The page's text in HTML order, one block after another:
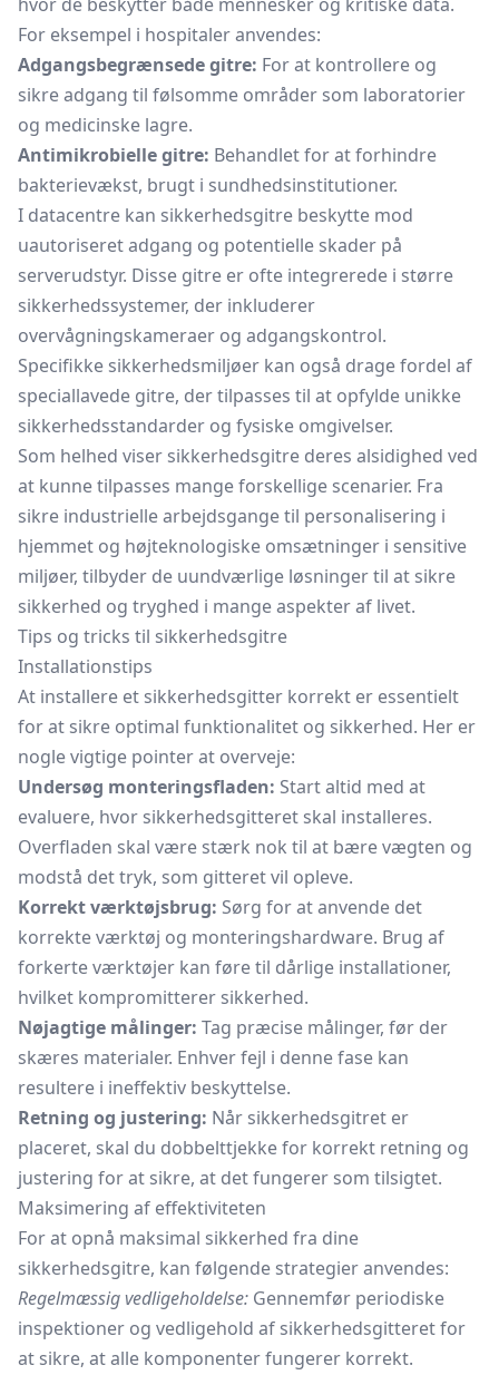
For eksempel i hospitaler anvendes:
Adgangsbegrænsede gitre: For at kontrollere og
sikre adgang til følsomme områder som laboratorier
og medicinske lagre.
Antimikrobielle gitre: Behandlet for at forhindre
bakterievækst, brugt i sundhedsinstitutioner.
I datacentre kan sikkerhedsgitre beskytte mod
uautoriseret adgang og potentielle skader på
serverudstyr. Disse gitre er ofte integrerede i større
sikkerhedssystemer, der inkluderer
overvågningskameraer og adgangskontrol.
Specifikke sikkerhedsmiljøer kan også drage fordel af
speciallavede gitre, der tilpasses til at opfylde unikke
sikkerhedsstandarder og fysiske omgivelser.
Som helhed viser sikkerhedsgitre deres alsidighed ved
at kunne tilpasses mange forskellige scenarier. Fra
sikre industrielle arbejdsgange til personalisering i
hjemmet og højteknologiske omsætninger i sensitive
miljøer, tilbyder de uundværlige løsninger til at sikre
sikkerhed og tryghed i mange aspekter af livet.
Tips og tricks til sikkerhedsgitre
Installationstips
At installere et sikkerhedsgitter korrekt er essentielt
for at sikre optimal funktionalitet og sikkerhed. Her er
nogle vigtige pointer at overveje:
Undersøg monteringsfladen: Start altid med at
evaluere, hvor sikkerhedsgitteret skal installeres.
Overfladen skal være stærk nok til at bære vægten og
modstå det tryk, som gitteret vil opleve.
Korrekt værktøjsbrug: Sørg for at anvende det
korrekte værktøj og monteringshardware. Brug af
forkerte værktøjer kan føre til dårlige installationer,
hvilket kompromitterer sikkerhed.
Nøjagtige målinger: Tag præcise målinger, før der
skæres materialer. Enhver fejl i denne fase kan
resultere i ineffektiv beskyttelse.
Retning og justering: Når sikkerhedsgitret er
placeret, skal du dobbelttjekke for korrekt retning og
justering for at sikre, at det fungerer som tilsigtet.
Maksimering af effektiviteten
For at opnå maksimal sikkerhed fra dine
sikkerhedsgitre, kan følgende strategier anvendes:
Regelmæssig vedligeholdelse: Gennemfør periodiske
inspektioner og vedligehold af sikkerhedsgitteret for
at sikre, at alle komponenter fungerer korrekt.